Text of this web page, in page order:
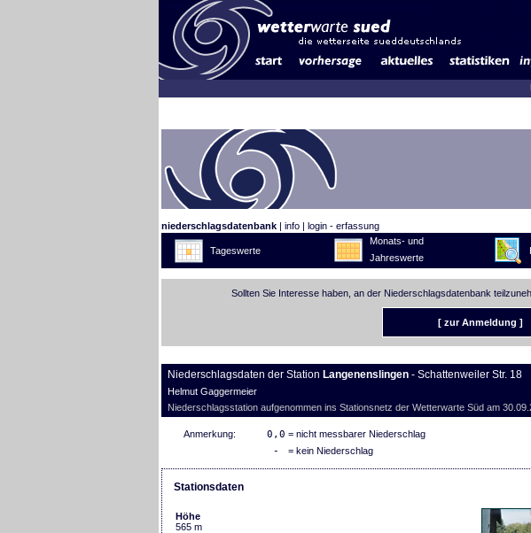
niederschlagsdatenbank| info| login - erfassung
Tageswerte
Monats- und
Jahreswerte
Sollten Sie Interesse haben, an der Niederschlagsdatenbank
[ zur Anmeldung ]
Niederschlagsdaten der Station Langenenslingen- Schattenweiler Str. 18
Helmut Gaggermeier
Niederschlagsstation aufgenommen ins Stationsnetz der Wetterwarte Süd am
Anmerkung: 0,0 = nicht messbarer Niederschlag
- = kein Niederschlag
Stationsdaten
Höhe
565 m